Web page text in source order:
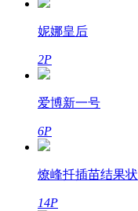
妮娜皇后
2P
爱博新一号
6P
燎峰扦插苗结果状
14P